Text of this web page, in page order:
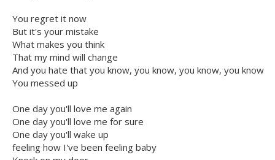
You regret it now
But it's your mistake
What makes you think
That my mind will change
And you hate that you know, you know, you know, you know
You messed up
One day you'll love me again
One day you'll love me for sure
One day you'll wake up
feeling how I've been feeling baby